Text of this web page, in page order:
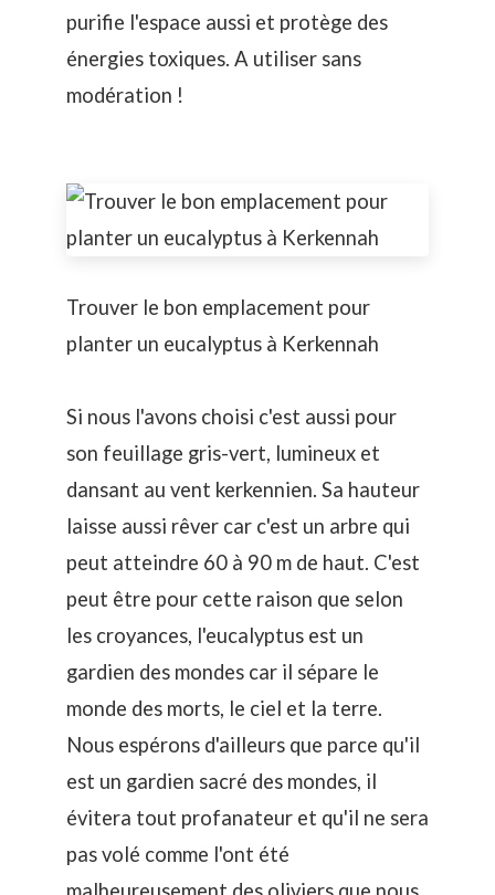
purifie l'espace aussi et protège des
énergies toxiques. A utiliser sans
modération !
Trouver le bon emplacement pour
planter un eucalyptus à Kerkennah
Si nous l'avons choisi c'est aussi pour
son feuillage gris-vert, lumineux et
dansant au vent kerkennien. Sa hauteur
laisse aussi rêver car c'est un arbre qui
peut atteindre 60 à 90 m de haut. C'est
peut être pour cette raison que selon
les croyances, l'eucalyptus est un
gardien des mondes car il sépare le
monde des morts, le ciel et la terre.
Nous espérons d'ailleurs que parce qu'il
est un gardien sacré des mondes, il
évitera tout profanateur et qu'il ne sera
pas volé comme l'ont été